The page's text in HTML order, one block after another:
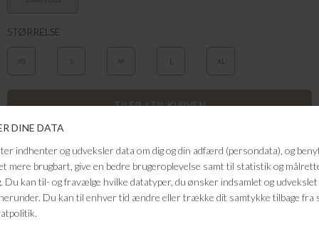
STØRRELSE
XS S M L XL
ECOVERO™-viskose, 26 % polyamid. Bukserne har et struktureret
mønster og en behagelig midterhøj talje. Sæt dem sammen med en
sprød skjorte og loafers for et elegant look.
Kvalitet: 74 % LENZING™ ECOVERO™-viskose, 26 % polyamid.